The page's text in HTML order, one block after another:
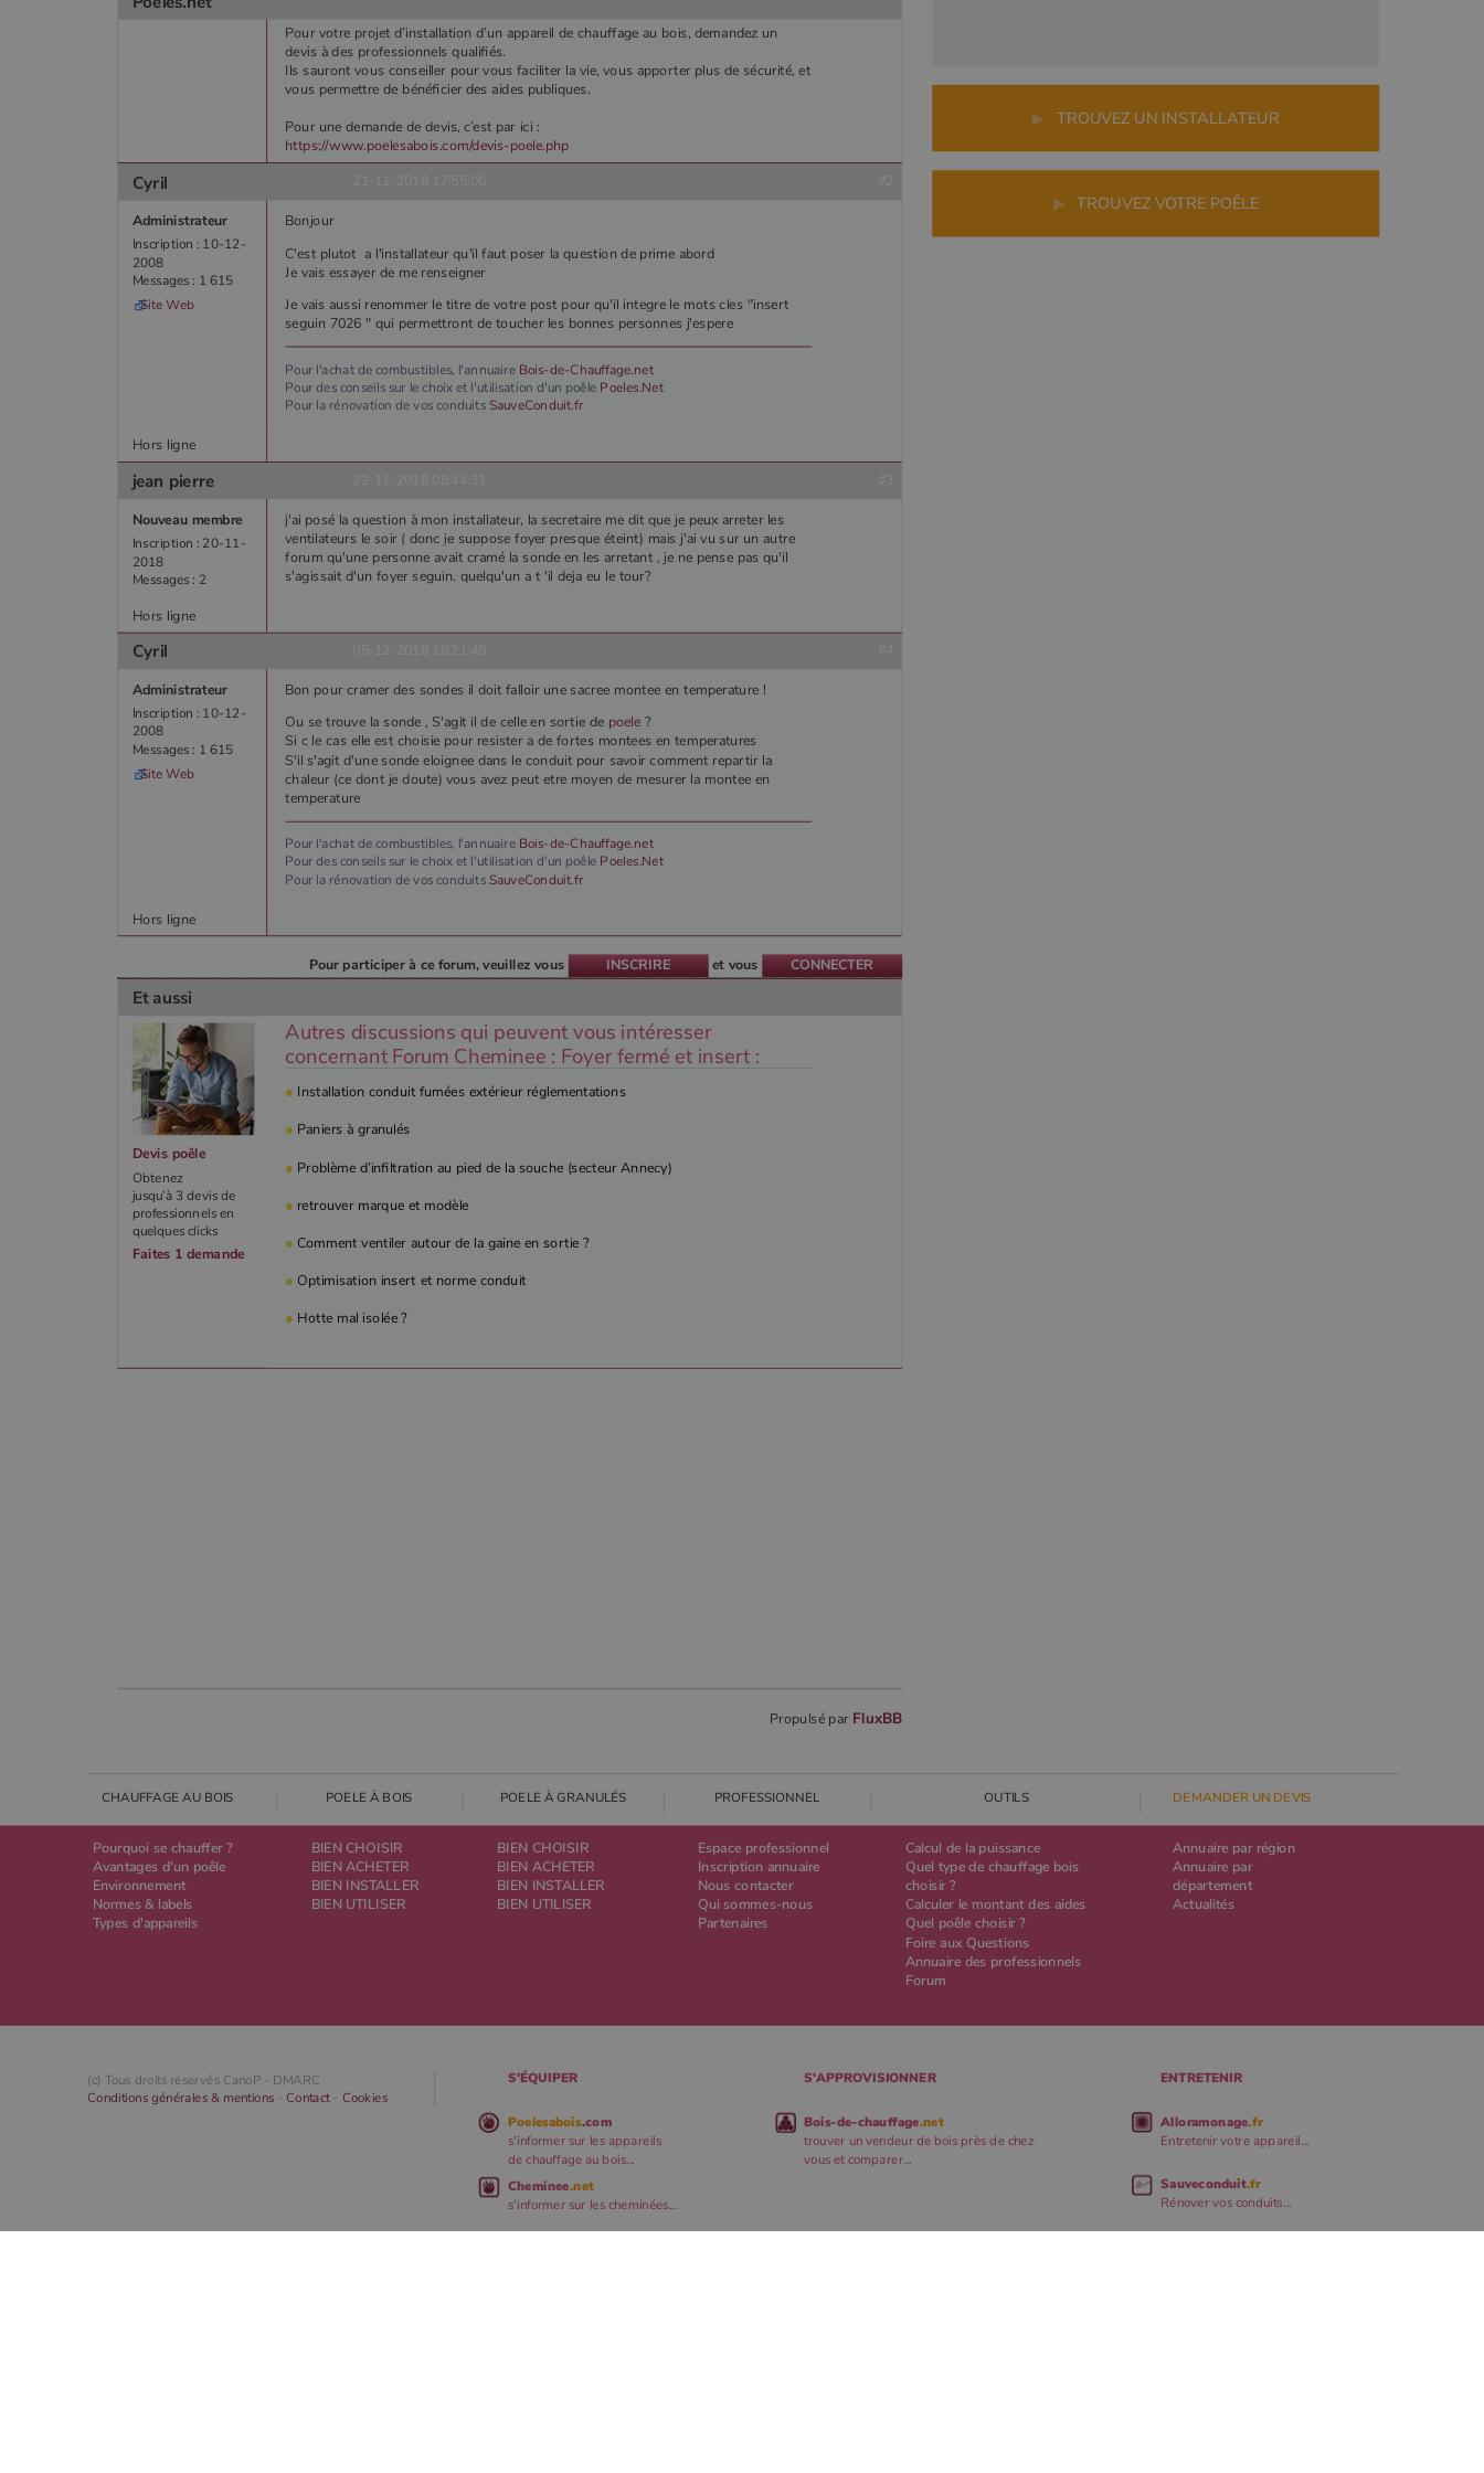
Pour votre projet d’installation d’un appareil de chauffage au bois, demandez un
devis à des professionnels qualifiés.
Ils sauront vous conseiller pour vous faciliter la vie, vous apporter plus de sécurité, et
vous permettre de bénéficier des aides publiques.
Pour une demande de devis, c’est par ici :
https://www.poelesabois.com/devis-poele.php
Cyril
Administrateur
Inscription : 10-12-
2008
Messages : 1 615
Site Web
Bonjour
C'est plutot a l'installateur qu'il faut poser la question de prime abord
Je vais essayer de me renseigner
Je vais aussi renommer le titre de votre post pour qu'il integre le mots cles "insert
seguin 7026 " qui permettront de toucher les bonnes personnes j'espere
Pour l'achat de combustibles, l'annuaire Bois-de-Chauffage.net
Pour des conseils sur le choix et l'utilisation d'un poêle Poeles.Net
Pour la rénovation de vos conduits SauveConduit.fr
Hors ligne
jean pierre
Nouveau membre
Inscription : 20-11-
2018
Messages : 2
j'ai posé la question à mon installateur, la secretaire me dit que je peux arreter les
ventilateurs le soir ( donc je suppose foyer presque éteint) mais j'ai vu sur un autre
forum qu'une personne avait cramé la sonde en les arretant , je ne pense pas qu'il
s'agissait d'un foyer seguin. quelqu'un a t 'il deja eu le tour?
Hors ligne
Cyril
Administrateur
Inscription : 10-12-
2008
Messages : 1 615
Site Web
Bon pour cramer des sondes il doit falloir une sacree montee en temperature !
Ou se trouve la sonde , S'agit il de celle en sortie de poele ?
Si c le cas elle est choisie pour resister a de fortes montees en temperatures
S'il s'agit d'une sonde eloignee dans le conduit pour savoir comment repartir la
chaleur (ce dont je doute) vous avez peut etre moyen de mesurer la montee en
temperature
Pour l'achat de combustibles, l'annuaire Bois-de-Chauffage.net
Pour des conseils sur le choix et l'utilisation d'un poêle Poeles.Net
Pour la rénovation de vos conduits SauveConduit.fr
Hors ligne
Pour participer à ce forum, veuillez vous INSCRIRE et vous CONNECTER
Et aussi
Devis poêle
Obtenez
jusqu’à 3 devis de
professionnels en
quelques clicks
Faites 1 demande
Autres discussions qui peuvent vous intéresser
concernant Forum Cheminee : Foyer fermé et insert :
● Installation conduit fumées extérieur réglementations
● Paniers à granulés
● Problème d’infiltration au pied de la souche (secteur Annecy)
● retrouver marque et modèle
● Comment ventiler autour de la gaine en sortie ?
● Optimisation insert et norme conduit
● Hotte mal isolée ?
Propulsé par FluxBB
▶ TROUVEZ UN INSTALLATEUR
▶ TROUVEZ VOTRE POÊLE
CHAUFFAGE AU BOIS POELE À BOIS
Pourquoi se chauffer ?
Avantages d'un poêle
Environnement
Normes & labels
Types d'appareils
BIEN CHOISIR
BIEN ACHETER
BIEN INSTALLER
BIEN UTILISER
POELE À GRANULÉS PROFESSIONNEL
BIEN CHOISIR
BIEN ACHETER
BIEN INSTALLER
BIEN UTILISER
Espace professionnel
Inscription annuaire
Nous contacter
Qui sommes-nous
Partenaires
OUTILS DEMANDER UN DEVIS
Calcul de la puissance
Quel type de chauffage bois
choisir ?
Calculer le montant des aides
Quel poêle choisir ?
Foire aux Questions
Annuaire des professionnels
Forum
Annuaire par région
Annuaire par
département
Actualités
(c) Tous droits réservés CanoP - DMARC
Conditions générales & mentions -Contact- Cookies
S'ÉQUIPER
Poelesabois.com
s'informer sur les appareils
de chauffage au bois...
Cheminee.net
s'informer sur les cheminées...
S'APPROVISIONNER
Bois-de-chauffage.net
trouver un vendeur de bois près de chez
vous et comparer...
ENTRETENIR
Alloramonage.fr
Entretenir votre appareil...
Sauveconduit.fr
Rénover vos conduits...
_gat_UA-627591-
7
.poelesabois.com
58
secondes
Il s'agit d'un cookie de type modèle défini par Google Analytics, où
l'élément de modèle sur le nom contient le numéro d'identité unique du
cookie _gat qui est utilisé pour limiter la quantité de données enregistrées
par Google sur les sites Web à fort trafic.